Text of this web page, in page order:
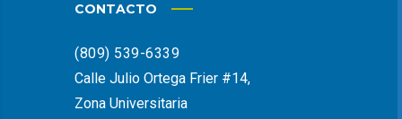
CONTACTO
(809) 539-6339
Calle Julio Ortega Frier #14,
Zona Universitaria